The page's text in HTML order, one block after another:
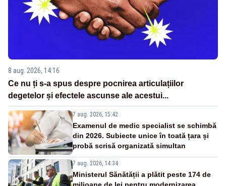
8 aug. 2026, 14:16
Ce nu ți s-a spus despre pocnirea articulațiilor
degetelor și efectele ascunse ale acestui...
7 aug. 2026, 15:42
Examenul de medic specialist se schimbă
din 2026. Subiecte unice în toată țara și
probă scrisă organizată simultan
7 aug. 2026, 14:34
Ministerul Sănătății a plătit peste 174 de
milioane de lei pentru modernizarea